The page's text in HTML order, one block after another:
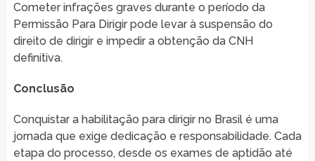
Cometer infrações graves durante o período da
Permissão Para Dirigir pode levar à suspensão do
direito de dirigir e impedir a obtenção da CNH
definitiva.
Conclusão
Conquistar a habilitação para dirigir no Brasil é uma
jornada que exige dedicação e responsabilidade. Cada
etapa do processo, desde os exames de aptidão até